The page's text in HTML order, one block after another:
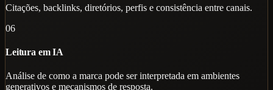
Citações, backlinks, diretórios, perfis e consistência entre canais.
06
Leitura em IA
Análise de como a marca pode ser interpretada em ambientes
generativos e mecanismos de resposta.